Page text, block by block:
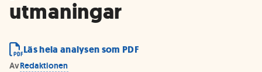
utmaningar
Läs hela analysen som PDF
AvRedaktionen